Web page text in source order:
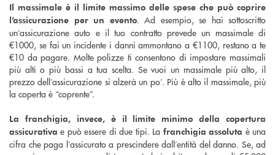
Il massimale è il limite massimo delle spese che può coprire
l’assicurazione per un evento. Ad esempio, se hai sottoscritto
un’assicurazione auto e il tuo contratto prevede un massimale di
€1000, se fai un incidente i danni ammontano a €1100, restano a te
€10 da pagare. Molte polizze ti consentono di impostare massimali
più alti o più bassi a tua scelta. Se vuoi un massimale più alto, il
prezzo dell’assicurazione si alzerà un po’. Più è alto il massimale, più
la coperta è “coprente”.
La franchigia, invece, è il limite minimo della copertura
assicurativa e può essere di due tipi. La franchigia assoluta è una
cifra che paga l’assicurato a prescindere dall’entità del danno. Se, ad